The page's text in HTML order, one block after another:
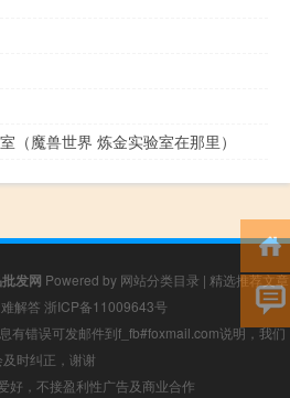
（魔兽世界 炼金实验室在那里）
发网 Powered by 网站分类目录 | 精选推荐文章
解答 浙ICP备11009643号
有错误可发邮件到f_fb#foxmail.com说明，我们
及时纠正，谢谢
好，不接盈利性广告及商业合作